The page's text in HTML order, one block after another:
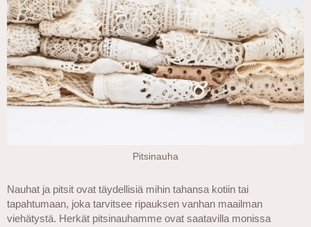
Pitsinauha
Nauhat ja pitsit ovat täydellisiä mihin tahansa kotiin tai
tapahtumaan, joka tarvitsee ripauksen vanhan maailman
viehätystä. Herkät pitsinauhamme ovat saatavilla monissa